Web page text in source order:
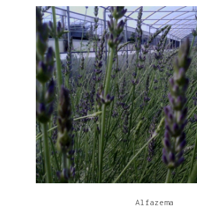
Alfazema